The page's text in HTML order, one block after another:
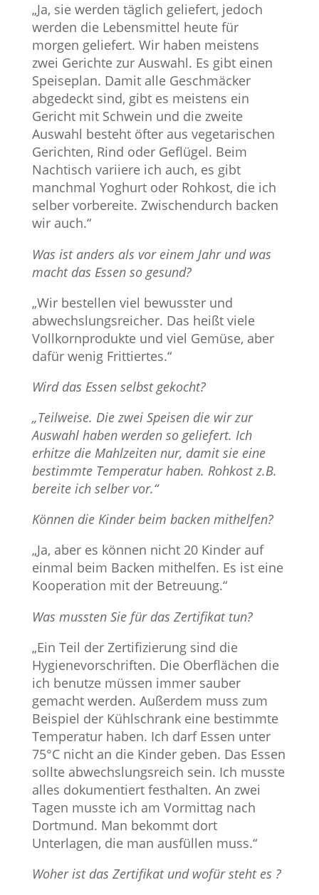
„Ja, sie werden täglich geliefert, jedoch
werden die Lebensmittel heute für
morgen geliefert. Wir haben meistens
zwei Gerichte zur Auswahl. Es gibt einen
Speiseplan. Damit alle Geschmäcker
abgedeckt sind, gibt es meistens ein
Gericht mit Schwein und die zweite
Auswahl besteht öfter aus vegetarischen
Gerichten, Rind oder Geflügel. Beim
Nachtisch variiere ich auch, es gibt
manchmal Yoghurt oder Rohkost, die ich
selber vorbereite. Zwischendurch backen
wir auch.“
Was ist anders als vor einem Jahr und was
macht das Essen so gesund?
„Wir bestellen viel bewusster und
abwechslungsreicher. Das heißt viele
Vollkornprodukte und viel Gemüse, aber
dafür wenig Frittiertes.“
Wird das Essen selbst gekocht?
„Teilweise. Die zwei Speisen die wir zur
Auswahl haben werden so geliefert. Ich
erhitze die Mahlzeiten nur, damit sie eine
bestimmte Temperatur haben. Rohkost z.B.
bereite ich selber vor.“
Können die Kinder beim backen mithelfen?
„Ja, aber es können nicht 20 Kinder auf
einmal beim Backen mithelfen. Es ist eine
Kooperation mit der Betreuung.“
Was mussten Sie für das Zertifikat tun?
„Ein Teil der Zertifizierung sind die
Hygienevorschriften. Die Oberflächen die
ich benutze müssen immer sauber
gemacht werden. Außerdem muss zum
Beispiel der Kühlschrank eine bestimmte
Temperatur haben. Ich darf Essen unter
75°C nicht an die Kinder geben. Das Essen
sollte abwechslungsreich sein. Ich musste
alles dokumentiert festhalten. An zwei
Tagen musste ich am Vormittag nach
Dortmund. Man bekommt dort
Unterlagen, die man ausfüllen muss.“
Woher ist das Zertifikat und wofür steht es ?